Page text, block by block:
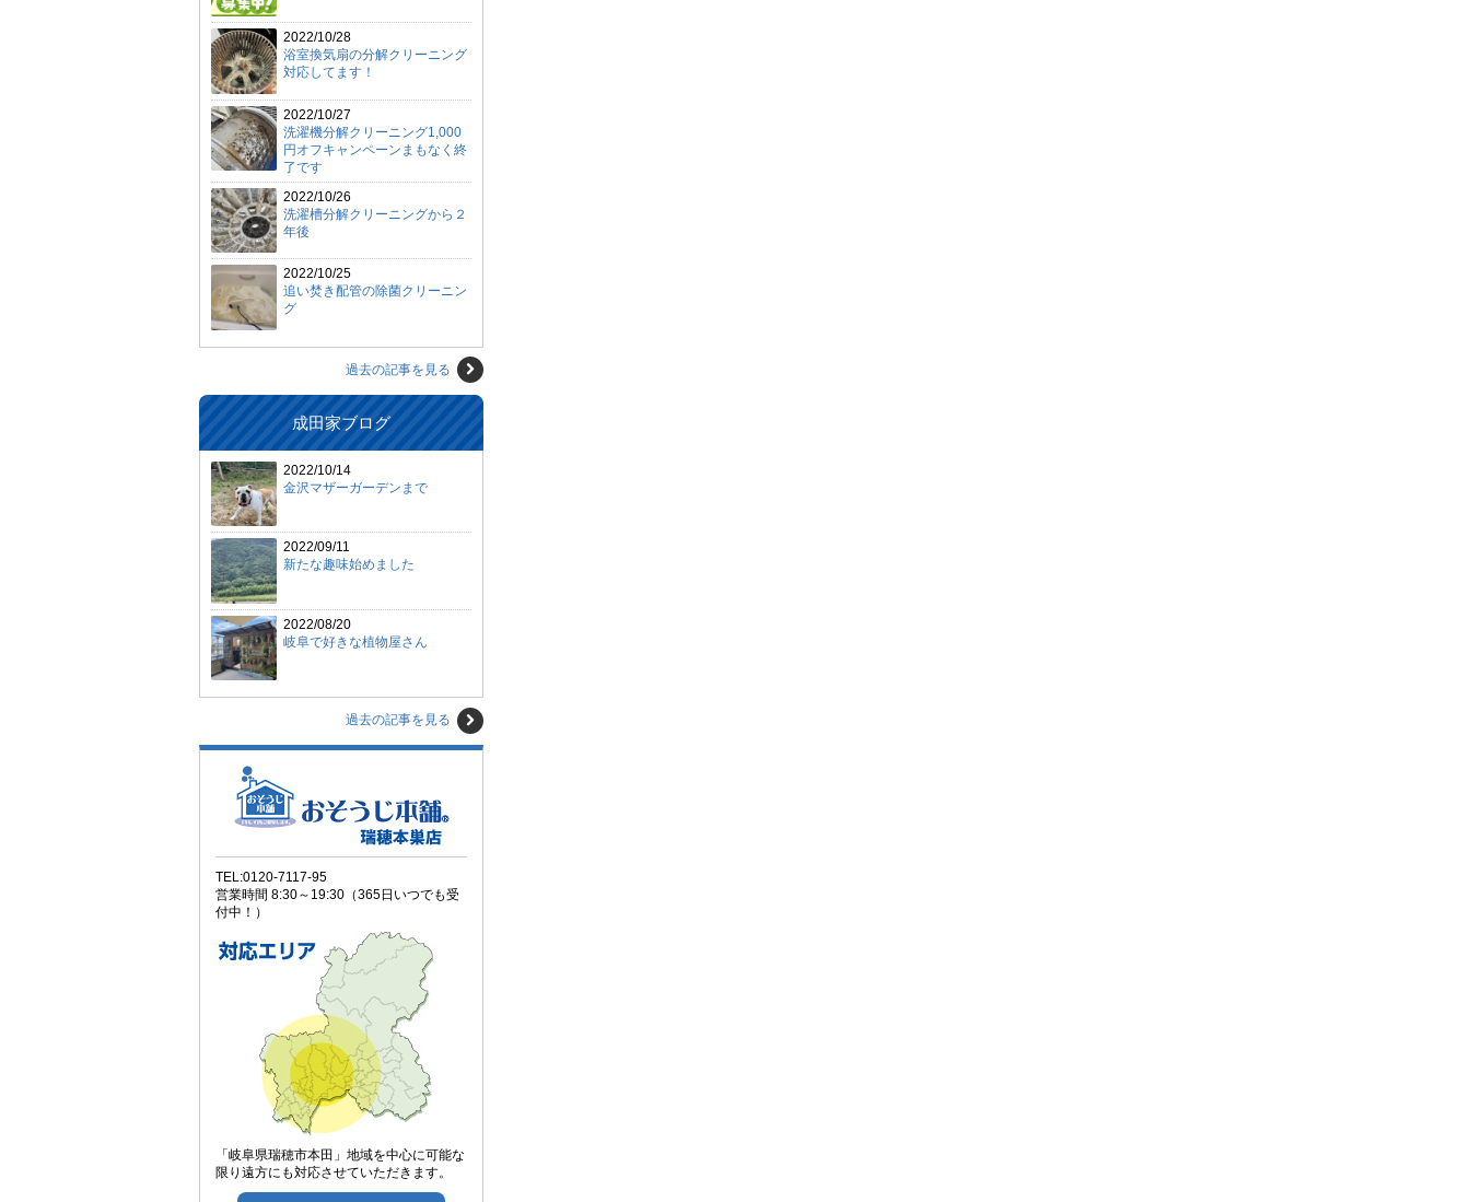
2022/10/28
浴室換気扇の分解クリーニング
対応してます！
2022/10/27
洗濯機分解クリーニング1,000
円オフキャンペーンまもなく終
了です
2022/10/26
洗濯槽分解クリーニングから２
年後
2022/10/25
追い焚き配管の除菌クリーニン
グ
過去の記事を見る
成田家ブログ
2022/10/14
金沢マザーガーデンまで
2022/09/11
新たな趣味始めました
2022/08/20
岐阜で好きな植物屋さん
過去の記事を見る
TEL:0120-7117-95
営業時間 8:30～19:30（365日いつでも受
付中！）
「岐阜県瑞穂市本田」地域を中心に可能な
限り遠方にも対応させていただきます。